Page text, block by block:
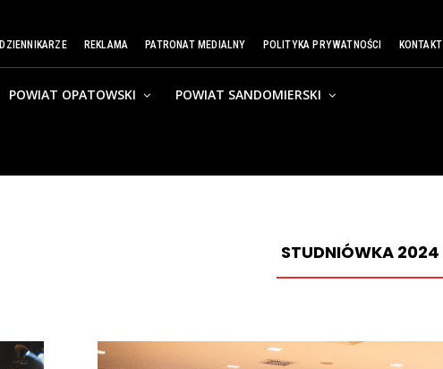
DZIENNIKARZE REKLAMA PATRONAT MEDIALNY POLITYKA PRYWATNOŚCI KONTAKT
POWIAT OPATOWSKI POWIAT SANDOMIERSKI
STUDNIÓWKA 2024